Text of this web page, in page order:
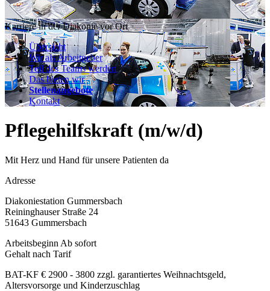
Karriere in der Diakonie vor Ort
Übersicht
Wir als Arbeitgeber
Teil des Teams werden
Das bieten wir
Stellenangebote
Kontakt
Pflegehilfskraft (m/w/d)
Mit Herz und Hand für unsere Patienten da
Adresse
Diakoniestation Gummersbach
Reininghauser Straße 24
51643 Gummersbach
Arbeitsbeginn Ab sofort
Gehalt nach Tarif
BAT-KF € 2900 - 3800 zzgl. garantiertes Weihnachtsgeld,
Altersvorsorge und Kinderzuschlag